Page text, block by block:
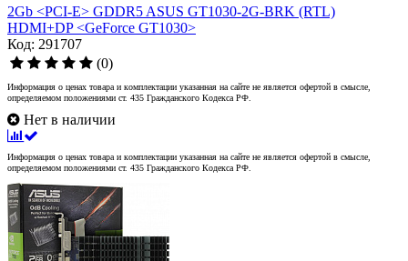
2Gb <PCI-E> GDDR5 ASUS GT1030-2G-BRK (RTL)
HDMI+DP <GeForce GT1030>
Код: 291707
(0)
Информация о ценах товара и комплектации указанная на сайте не является офертой в смысле,
определяемом положениями ст. 435 Гражданского Кодекса РФ.
Нет в наличии
Информация о ценах товара и комплектации указанная на сайте не является офертой в смысле,
определяемом положениями ст. 435 Гражданского Кодекса РФ.